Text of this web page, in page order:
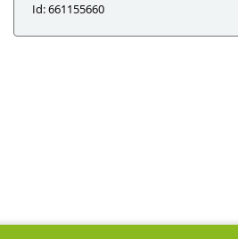
Id: 661155660